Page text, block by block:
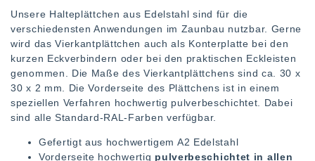
Unsere Halteplättchen aus Edelstahl sind für die
verschiedensten Anwendungen im Zaunbau nutzbar. Gerne
wird das Vierkantplättchen auch als Konterplatte bei den
kurzen Eckverbindern oder bei den praktischen Eckleisten
genommen. Die Maße des Vierkantplättchens sind ca. 30 x
30 x 2 mm. Die Vorderseite des Plättchens ist in einem
speziellen Verfahren hochwertig pulverbeschichtet. Dabei
sind alle Standard-RAL-Farben verfügbar.
Gefertigt aus hochwertigem A2 Edelstahl
Vorderseite hochwertig pulverbeschichtet in allen